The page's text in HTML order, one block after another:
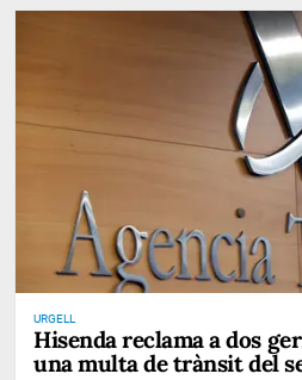
URGELL
Hisenda reclama a dos
una multa de trànsit del